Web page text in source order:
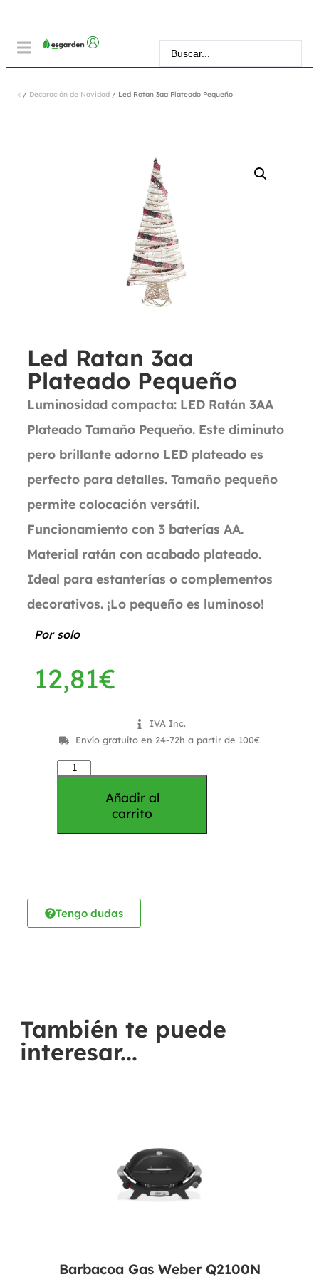
< / Decoración de Navidad / Led Ratan 3aa Plateado Pequeño
Led Ratan 3aa
Plateado Pequeño
Luminosidad compacta: LED Ratán 3AA
Plateado Tamaño Pequeño. Este diminuto
pero brillante adorno LED plateado es
perfecto para detalles. Tamaño pequeño
permite colocación versátil.
Funcionamiento con 3 baterías AA.
Material ratán con acabado plateado.
Ideal para estanterías o complementos
decorativos. ¡Lo pequeño es luminoso!
Por solo
12,81€
IVA Inc.
Envío gratuíto en 24-72h a partir de 100€
Añadir al
carrito
Tengo dudas
También te puede
interesar...
Barbacoa Gas Weber Q2100N